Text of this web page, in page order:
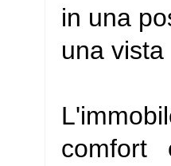
in una
una